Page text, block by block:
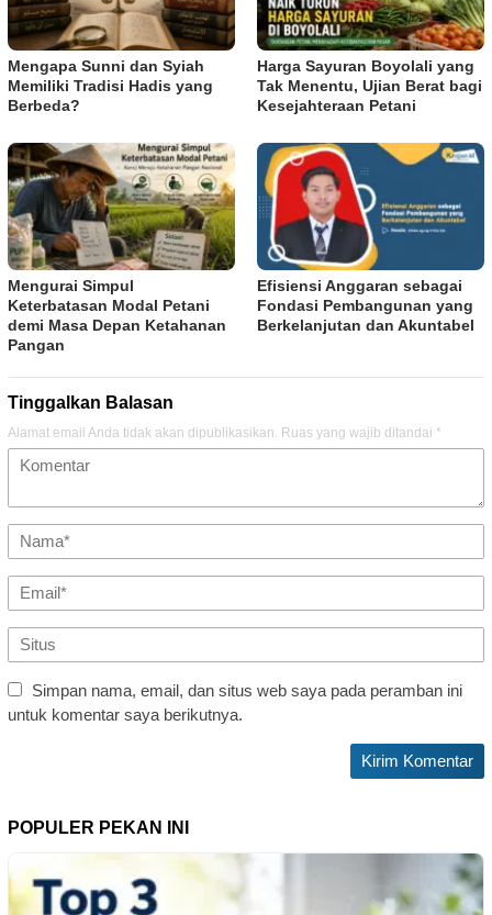
Mengapa Sunni dan Syiah
Memiliki Tradisi Hadis yang
Berbeda?
Harga Sayuran Boyolali yang
Tak Menentu, Ujian Berat bagi
Kesejahteraan Petani
Mengurai Simpul
Keterbatasan Modal Petani
demi Masa Depan Ketahanan
Pangan
Efisiensi Anggaran sebagai
Fondasi Pembangunan yang
Berkelanjutan dan Akuntabel
Tinggalkan Balasan
Alamat email Anda tidak akan dipublikasikan. Ruas yang wajib ditandai *
Simpan nama, email, dan situs web saya pada peramban ini
untuk komentar saya berikutnya.
POPULER PEKAN INI